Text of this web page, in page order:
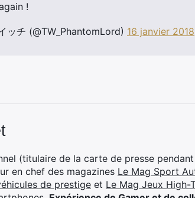
!
チ (@TW_PhantomLord) 16 janvier 2018
(titulaire de la carte de presse
en chef des magazines Le Mag Sport
de prestige et Le Mag Jeux High-